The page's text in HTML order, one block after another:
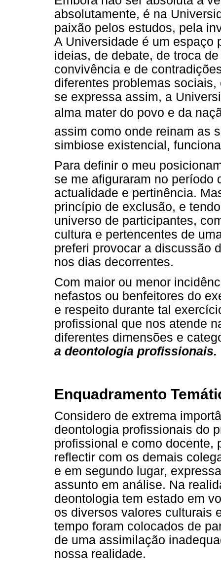
absolutamente, é na
paixão pelos estudos, pela
A Universidade é um espaço
ideias, de debate, de troca
convivência e de
diferentes problemas
se expressa assim, a
alma mater do povo e da
assim como onde reinam as
simbiose existencial,
Para definir o meu
se me afiguraram no período
actualidade e pertinência.
princípio de exclusão, e
universo de participantes,
cultura e pertencentes de
preferi provocar a discussão
nos dias decorrentes.
Com maior ou menor
nefastos ou benfeitores do
e respeito durante tal
profissional que nos atende
diferentes dimensões e
a deontologia profissionais.
Enquadramento
Considero de extrema
deontologia profissionais do
profissional e como docente,
reflectir com os demais
e em segundo lugar,
assunto em análise. Na
deontologia tem estado em
os diversos valores culturais
tempo foram colocados de
de uma assimilação
nossa realidade.